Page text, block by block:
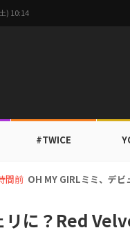
) 10:14
#TWICE
間前 BTS V、ワールドカッ
リに？Red